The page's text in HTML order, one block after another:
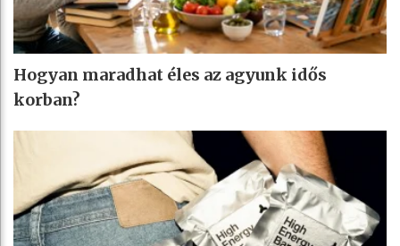
Hogyan maradhat éles az agyunk idős
korban?